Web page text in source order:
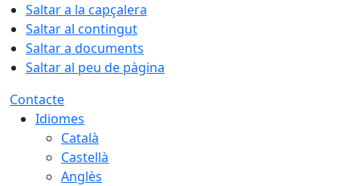
Saltar a la capçalera
Saltar al contingut
Saltar a documents
Saltar al peu de pàgina
Contacte
Idiomes
Català
Castellà
Anglès